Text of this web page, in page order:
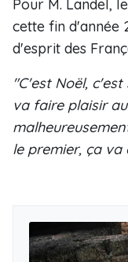
Pour M. Landel,
cette fin d'année
d'esprit des
"C'est Noël,
va faire plaisir
le premier, ça va